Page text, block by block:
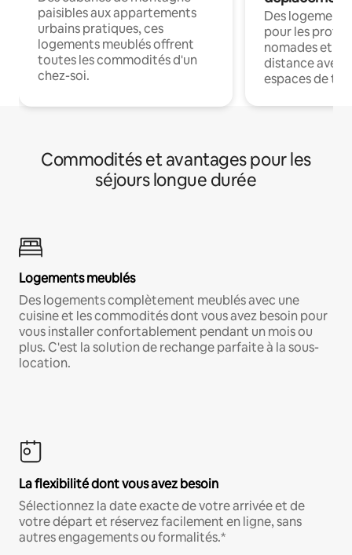
paisibles aux appartements
urbains pratiques, ces
logements meublés offrent
toutes les commodités d'un
chez-soi.
Des
pour les
nomades et
distance avec
espaces de
Commodités et avantages pour les
séjours longue durée
Logements meublés
Des logements complètement meublés avec une
cuisine et les commodités dont vous avez besoin pour
vous installer confortablement pendant un mois ou
plus. C'est la solution de rechange parfaite à la sous-
location.
La flexibilité dont vous avez besoin
Sélectionnez la date exacte de votre arrivée et de
votre départ et réservez facilement en ligne, sans
autres engagements ou formalités.*